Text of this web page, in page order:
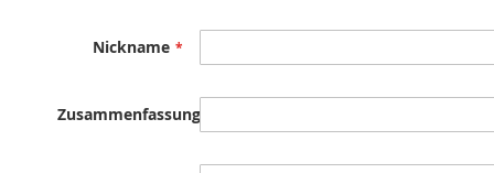
Nickname
Zusammenfassung